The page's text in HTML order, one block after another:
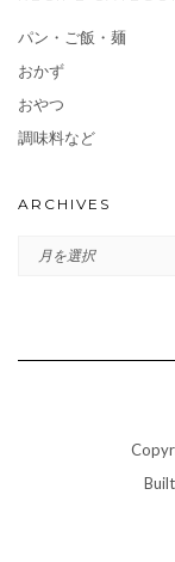
パン・ご飯・麺
おかず
おやつ
調味料など
ARCHIVES
ARCHIVES